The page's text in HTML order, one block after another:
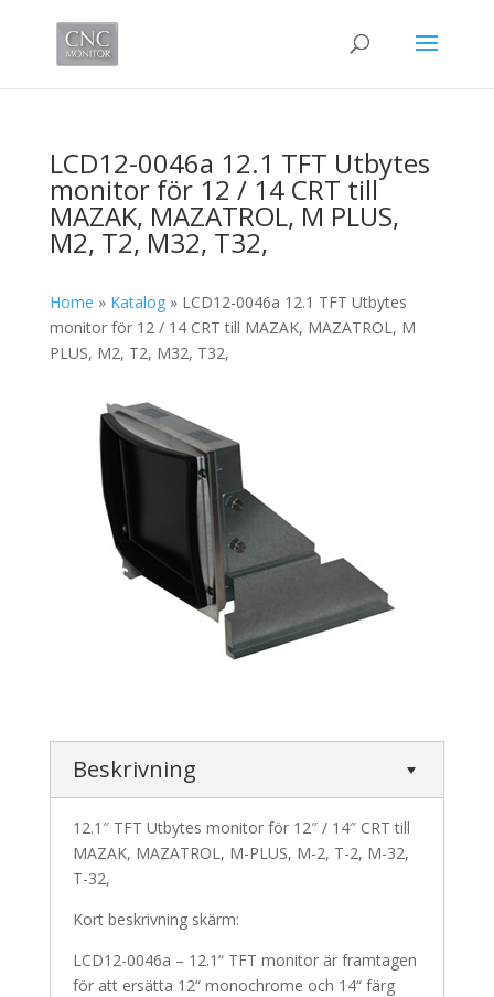
LCD12-0046a 12.1 TFT Utbytes
monitor för 12 / 14 CRT till
MAZAK, MAZATROL, M PLUS,
M2, T2, M32, T32,
Home » Katalog» LCD12-0046a 12.1 TFT Utbytes
monitor för 12 / 14 CRT till MAZAK, MAZATROL, M
PLUS, M2, T2, M32, T32,
Beskrivning
12.1″ TFT Utbytes monitor för 12″ / 14″ CRT till
MAZAK, MAZATROL, M-PLUS, M-2, T-2, M-32,
T-32,
Kort beskrivning skärm:
LCD12-0046a – 12.1“ TFT monitor är framtagen
för att ersätta 12“ monochrome och 14“ färg